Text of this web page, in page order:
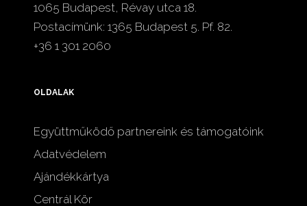
1065 Budapest, Révay utca 18.
Postacímünk: 1365 Budapest 5. Pf. 82.
+36 1 301 2060
OLDALAK
Együttműködő partnereink és támogatóink
Adatvédelem
Ajándékkártya
Centrál Kör